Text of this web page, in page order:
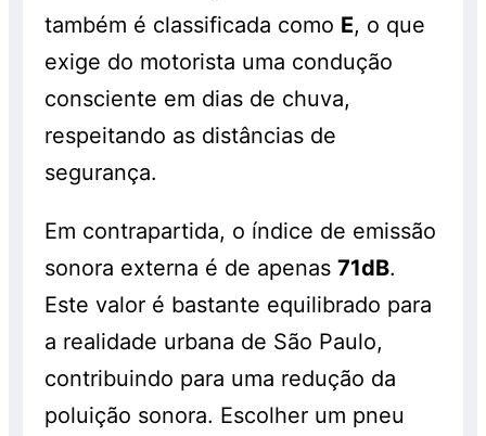
também é classificada como E, o que
exige do motorista uma condução
consciente em dias de chuva,
respeitando as distâncias de
segurança.
Em contrapartida, o índice de emissão
sonora externa é de apenas71dB.
Este valor é bastante equilibrado para
a realidade urbana de São Paulo,
contribuindo para uma redução da
poluição sonora. Escolher um pneu